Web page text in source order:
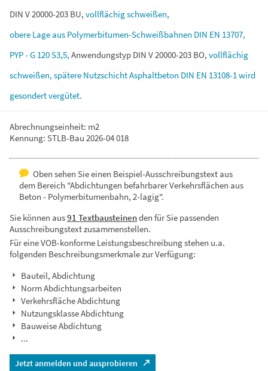
DIN V20000-203 BU, vollflächigschweißen,
obere Lageaus Polymerbitumen-Schweißbahnen DIN EN 13707,
PYP- G 120S3,5, Anwendungstyp DIN V20000-203 BO, vollflächig
schweißen, spätere NutzschichtAsphaltbeton DIN EN 13108-1wird
gesondertvergütet.
Abrechnungseinheit: m2
Kennung: STLB-Bau 2026-04 018
Oben sehen Sie einen Beispiel-Ausschreibungstext aus
dem Bereich "Abdichtungen befahrbarer Verkehrsflächen aus
Beton - Polymerbitumenbahn, 2-lagig".
Sie können aus91 Textbausteinenden für Sie passenden
Ausschreibungstext zusammenstellen.
Für eine VOB-konforme Leistungsbeschreibung stehen u.a.
folgenden Beschreibungsmerkmale zur Verfügung:
Bauteil, Abdichtung
Norm Abdichtungsarbeiten
Verkehrsfläche Abdichtung
Nutzungsklasse Abdichtung
Bauweise Abdichtung
...
Jetzt anmelden und ausprobieren